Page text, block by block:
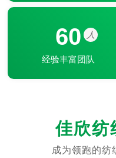
60 人
经验丰富团队